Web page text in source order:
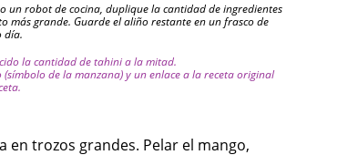
un robot de cocina, duplique la cantidad de ingredientes
más grande. Guarde el aliño restante en un frasco de
día.
la cantidad de tahini a la mitad.
de la manzana) y un enlace a la receta original
en trozos grandes. Pelar el mango,